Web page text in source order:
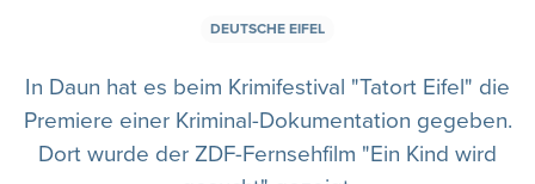
DEUTSCHE EIFEL
In Daun hat es beim Krimifestival "Tatort Eifel" die
Premiere einer Kriminal-Dokumentation gegeben.
Dort wurde der ZDF-Fernsehfilm "Ein Kind wird